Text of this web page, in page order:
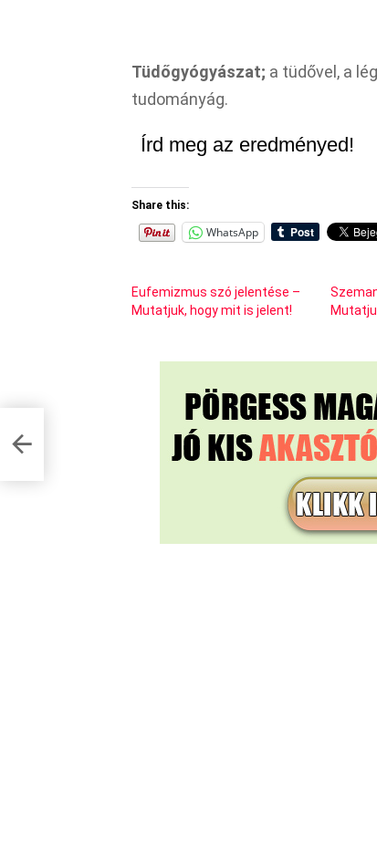
Tüdőgyógyászat; a tüdővel, a
tudományág.
Írd meg az eredményed!
Share this:
WhatsApp
Eufemizmus szó jelentése –
Mutatjuk, hogy mit is jelent!